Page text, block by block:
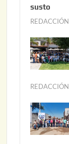
susto
REDACCIÓN
REDACCIÓN